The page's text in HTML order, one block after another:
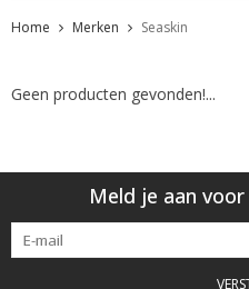
Home Merken Seaskin
Geen producten gevonden!...
Meld je aan